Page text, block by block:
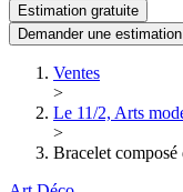
Estimation gratuite
Demander une
Ventes
>
Le 11/2, Arts
>
Bracelet composé